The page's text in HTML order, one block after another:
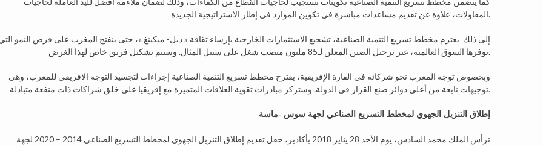
المقاولات، علاوة عن تقديم مساعدات مباشرة في تكوين الموارد في إطار الاستراتيجية الجديدة.
إلى ذلك يعتزم مخطط تسريع التنمية الصناعية، تشجيع الاستثمارات الخارجية بإرساء ثقافة « ديل- ميكينغ »، حتى ينفتح المغرب على فرص النمو
توفرها السوق العالمية، عبر ترحيل الصين المعلن لـ85 مليون منصب شغل على سبيل المثال. وسيتم تشكيل فريق خاص لهذا الغرض.
وبخصوص توجه المغرب نحو شركائه في القارة الإفريقية، يقترح مخطط تسريع التنمية الصناعية إجراءات لتجسيد التوجه الافريقي للمغرب، وهي
توجيهات نابعة من أعلى دوائر صنع القرار في الدولة. وستركز مبادرات تقوية العلاقات المتميزة مع إفريقيا على خلق شراكات ذات منفعة متبادلة.
إطلاق التنزيل الجهوي لمخطط التسريع الصناعي لجهة سوس -ماسة
ترأس الملك محمد السادس، يوم الأحد 28 يناير 2018 بأكادير، حفل تقديم إطلاق التنزيل الجهوي لمخطط التسريع الصناعي 2014 – 2020 لجهة